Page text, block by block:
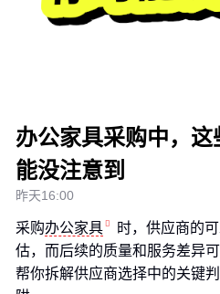
办公家具采购中，
能没注意到
昨天16:00
采购办公家具
时，供应商的
估，而后续的质量和服务差异
帮你拆解供应商选择中的关键